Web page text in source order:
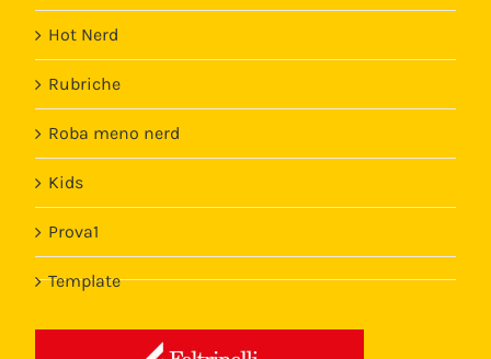
Hot Nerd
Rubriche
Roba meno nerd
Kids
Prova1
Template